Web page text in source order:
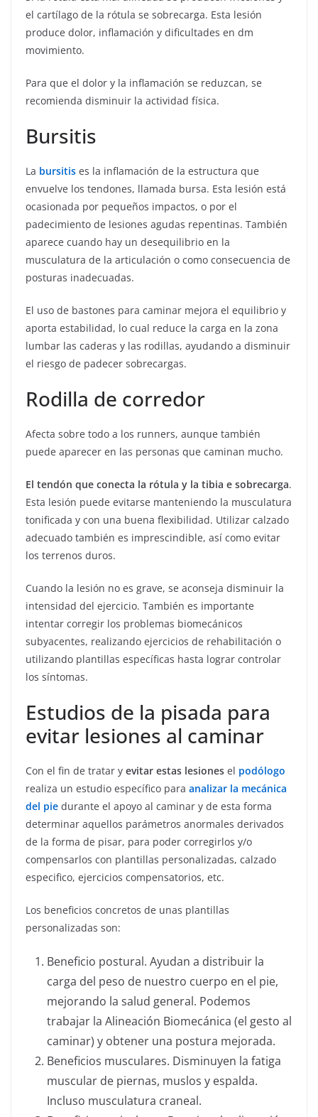
el cartílago de la rótula se sobrecarga. Esta lesión
produce dolor, inflamación y dificultades en dm
movimiento.
Para que el dolor y la inflamación se reduzcan, se
recomienda disminuir la actividad física.
Bursitis
La bursitis es la inflamación de la estructura que
envuelve los tendones, llamada bursa. Esta lesión está
ocasionada por pequeños impactos, o por el
padecimiento de lesiones agudas repentinas. También
aparece cuando hay un desequilibrio en la
musculatura de la articulación o como consecuencia de
posturas inadecuadas.
El uso de bastones para caminar mejora el equilibrio y
aporta estabilidad, lo cual reduce la carga en la zona
lumbar las caderas y las rodillas, ayudando a disminuir
el riesgo de padecer sobrecargas.
Rodilla de corredor
Afecta sobre todo a los runners, aunque también
puede aparecer en las personas que caminan mucho.
El tendón que conecta la rótula y la tibia e sobrecarga.
Esta lesión puede evitarse manteniendo la musculatura
tonificada y con una buena flexibilidad. Utilizar calzado
adecuado también es imprescindible, así como evitar
los terrenos duros.
Cuando la lesión no es grave, se aconseja disminuir la
intensidad del ejercicio. También es importante
intentar corregir los problemas biomecánicos
subyacentes, realizando ejercicios de rehabilitación o
utilizando plantillas específicas hasta lograr controlar
los síntomas.
Estudios de la pisada para
evitar lesiones al caminar
Con el fin de tratar y evitar estas lesiones el podólogo
realiza un estudio específico para analizar la mecánica
del pie durante el apoyo al caminar y de esta forma
determinar aquellos parámetros anormales derivados
de la forma de pisar, para poder corregirlos y/o
compensarlos con plantillas personalizadas, calzado
especifico, ejercicios compensatorios, etc.
Los beneficios concretos de unas plantillas
personalizadas son:
Beneficio postural. Ayudan a distribuir la
carga del peso de nuestro cuerpo en el pie,
mejorando la salud general. Podemos
trabajar la Alineación Biomecánica (el gesto al
caminar) y obtener una postura mejorada.
Beneficios musculares. Disminuyen la fatiga
muscular de piernas, muslos y espalda.
Incluso musculatura craneal.